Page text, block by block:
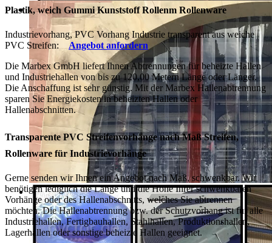
Plastik, weich Gummi Kunststoff Rollenm Rollenware
Industrievorhang, PVC Vorhang Industrie transparent aus weiche
PVC Streifen:
Angebot anfordern
Die Marbex GmbH liefert Ihnen Abtrennungen für beheizte Hallen
und Industriehallen von bis zu 120,00 Metern Länge oder Länger.
Die Anschaffung ist sehr günstig. Mit der Marbex Hallenabtrennung
sparen Sie Energiekosten in beheizten Hallen oder
Hallenabschnitten.
Transparente PVC Streifenvorhänge nach Maß Streifen,
Rollenware für Industrievorhänge
Gerne senden wir Ihnen ein Angebot nach Maß, schwenkbar. Wir
benötigen lediglich die Länge und die Höhe Ihrer schwenkbaren
Vorhänge oder des Hallenabschnitts, welches Sie abtrennen
möchten. Die Hallenabtrennung bzw. der Schutzvorhang ist für alle
Industriehallen, Fertigbauhallen, Stahlhallen, Produktionshallen,
Lagerhallen oder sonstige beheizte Hallen geeignet.